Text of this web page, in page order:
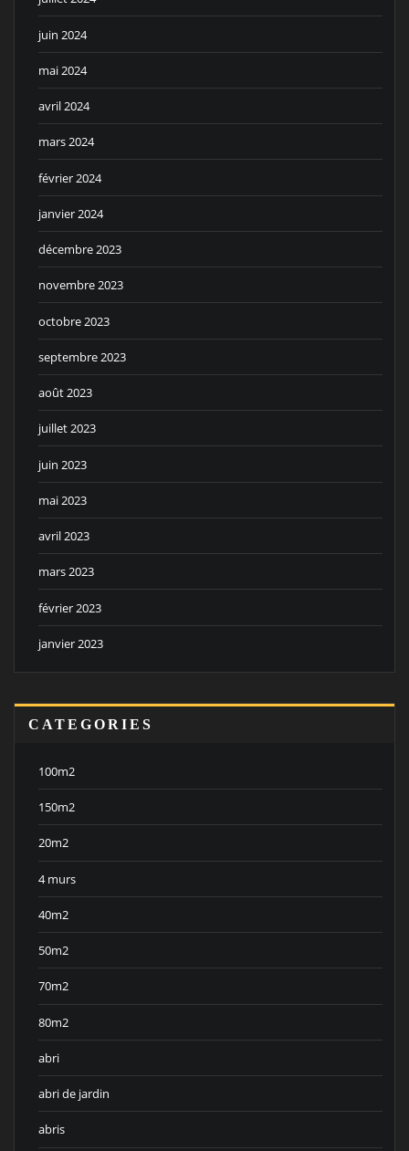
juin 2024
mai 2024
avril 2024
mars 2024
février 2024
janvier 2024
décembre 2023
novembre 2023
octobre 2023
septembre 2023
août 2023
juillet 2023
juin 2023
mai 2023
avril 2023
mars 2023
février 2023
janvier 2023
CATEGORIES
100m2
150m2
20m2
4 murs
40m2
50m2
70m2
80m2
abri
abri de jardin
abris